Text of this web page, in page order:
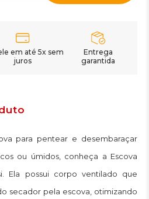
em até 5x sem
juros
Entrega
garantida
para pentear e desembaraçar
ou úmidos, conheça a Escova
Ela possui corpo ventilado que
secador pela escova, otimizando